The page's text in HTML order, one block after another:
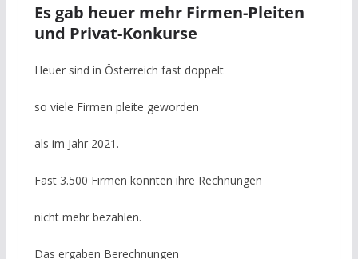
Es gab heuer mehr Firmen-Pleiten
und Privat-Konkurse
Heuer sind in Österreich fast doppelt
so viele Firmen pleite geworden
als im Jahr 2021.
Fast 3.500 Firmen konnten ihre Rechnungen
nicht mehr bezahlen.
Das ergaben Berechnungen